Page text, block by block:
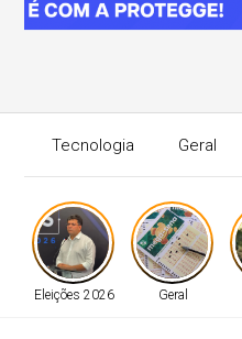
Tecnologia Geral
Eleições 2026 Geral